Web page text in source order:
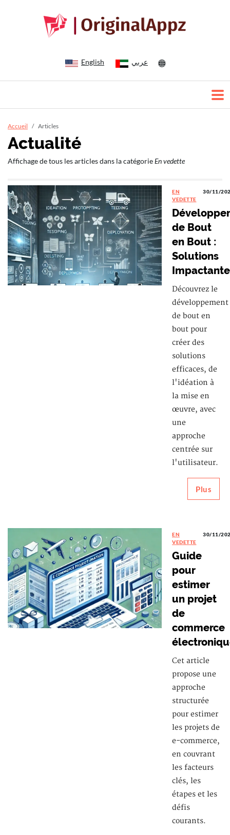
English عربي
Accueil Articles
Actualité
Affichage de tous les articles dans la catégorieEn vedette
EN
VEDETTE
30/11/
de Bout
en Bout :
Solutions
Découvrez le
développement
de bout en
bout pour
créer des
solutions
efficaces, de
l'idéation à
la mise en
œuvre, avec
une
approche
centrée sur
l'utilisateur.
Plus
EN
VEDETTE
30/11/
Guide
pour
estimer
un projet
de
commerce
Cet article
propose une
approche
structurée
pour estimer
les projets de
e-commerce,
en couvrant
les facteurs
clés, les
étapes et les
défis
courants.